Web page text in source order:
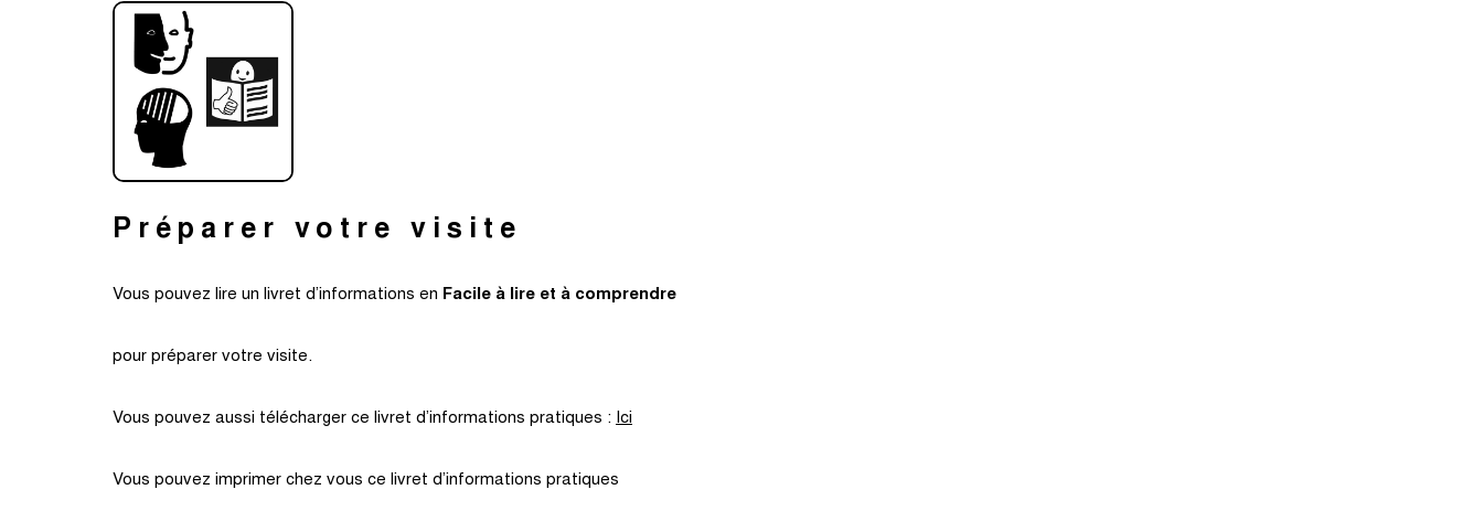
Préparer votre visite
Vous pouvez lire un livret d’informations en Facile à lire et à comprendre
pour préparer votre visite.
Vous pouvez aussi télécharger ce livret d’informations pratiques : Ici
Vous pouvez imprimer chez vous ce livret d’informations pratiques